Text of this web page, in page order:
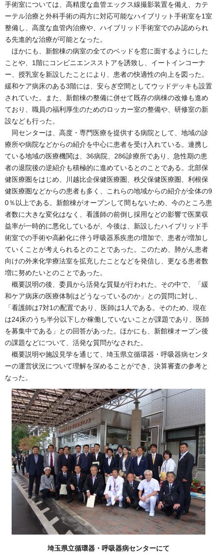
手術室については、高精度な血管エックス線撮影装置を備え、カテ
ーテル治療と外科手術の両方に対応可能なハイブリット手術室を1室
整備し、高度な血管内治療や、ハイブリッド手術室でのみ認められ
る先進的な治療が可能となった。
ほかにも、新館棟の病室の全てのベッドを窓に面するようにした
ことや、1階にコンビニエンスストアを誘致し、イートインコーナ
ー、授乳室を新設したことにより、患者の快適性の向上を図った。
緩和ケア病床のある3階には、安らぎ空間としてウッドデッキも設置
されていた。また、新館棟の整備に併せて既存の病棟の改修も進め
ており、職員の福利厚生のためのロッカー室の整備や、研修室の新
設なども行った。
同センターは、高度・専門医療を提供する病院として、地域の診
療所や病院などからの紹介を中心に患者を受け入れている。連携し
ている地域の医療機関は、36病院、286診療所であり、急性期の患
者の退院後の逆紹介も積極的に進めているとのことである。北部保
健医療圏をはじめ、川越比企保健医療圏、秩父保健医療圏、利根保
健医療圏などからの患者も多く、これらの地域からの紹介が全体の9
0％以上である。新館棟がオープンして間もないため、今のところ患
者数に大きな変化はなく、看護師の前倒し採用などの影響で医業収
益率が一時的に悪化しているが、今後は、新設したハイブリッド手
術室での手術や高齢化に伴う呼吸器系疾患の増加で、患者が増加し
ていくことが考えられるとのことであった。このため、肺がん患者
向けの外来化学療法室を拡充したことなどを発信し、更なる患者数
増に努めたいとのことであった。
概要説明の後、委員から活発な質疑が行われた。その中で、「緩
和ケア病床の医療体制はどうなっているのか」との質問に対し、
「看護師は7対1の配置であり、医師は1人である。そのため、現在
は24床のうち半分以下しか稼働していないことが課題であり、医師
を募集中である」との回答があった。ほかにも、新館棟オープン後
の課題などについて、活発な質問がなされた。
概要説明や施設見学を通じて、埼玉県立循環器・呼吸器病センタ
ーの運営状況について理解を深めることができ、決算審査の参考と
なった。
埼玉県立循環器・呼吸器病センターにて